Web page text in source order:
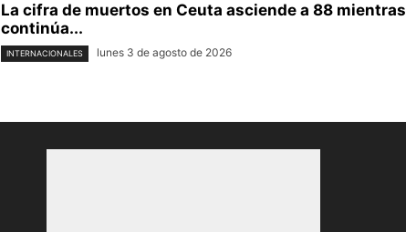
La cifra de muertos en Ceuta asciende a 88 mientras
continúa...
INTERNACIONALES lunes 3 de agosto de 2026